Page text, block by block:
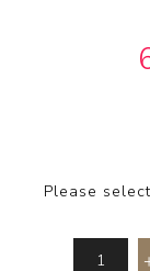
Please